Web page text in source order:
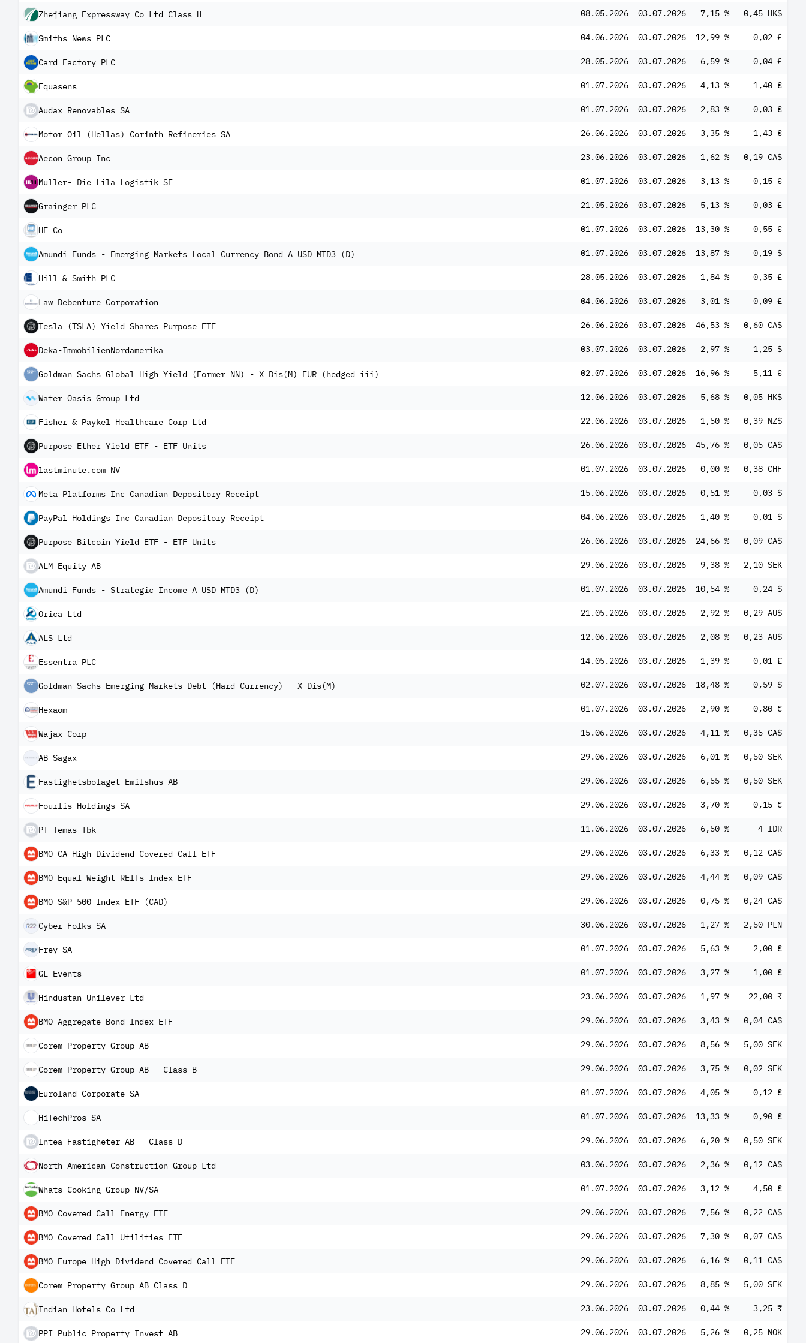
Zhejiang Expressway Co Ltd Class H 08.05.2026 03.07.2026 7,15 % 0,45 HK$
Smiths News PLC 04.06.2026 03.07.2026 12,99 % 0,02 £
Card Factory PLC 28.05.2026 03.07.2026 6,59 % 0,04 £
Equasens 01.07.2026 03.07.2026 4,13 % 1,40 €
Audax Renovables SA 01.07.2026 03.07.2026 2,83 % 0,03 €
Motor Oil (Hellas) Corinth Refineries SA 26.06.2026 03.07.2026 3,35 % 1,43 €
Aecon Group Inc 23.06.2026 03.07.2026 1,62 % 0,19 CA$
Muller- Die Lila Logistik SE 01.07.2026 03.07.2026 3,13 % 0,15 €
Grainger PLC 21.05.2026 03.07.2026 5,13 % 0,03 £
HF Co 01.07.2026 03.07.2026 13,30 % 0,55 €
Amundi Funds - Emerging Markets Local Currency Bond A USD MTD3 (D) 01.07.2026 03.07.2026 13,87 % 0,19 $
Hill & Smith PLC 28.05.2026 03.07.2026 1,84 % 0,35 £
Law Debenture Corporation 04.06.2026 03.07.2026 3,01 % 0,09 £
Tesla (TSLA) Yield Shares Purpose ETF 26.06.2026 03.07.2026 46,53 % 0,60 CA$
Deka-ImmobilienNordamerika 03.07.2026 03.07.2026 2,97 % 1,25 $
Goldman Sachs Global High Yield (Former NN) - X Dis(M) EUR (hedged iii) 02.07.2026 03.07.2026 16,96 % 5,11 €
Water Oasis Group Ltd 12.06.2026 03.07.2026 5,68 % 0,05 HK$
Fisher & Paykel Healthcare Corp Ltd 22.06.2026 03.07.2026 1,50 % 0,39 NZ$
Purpose Ether Yield ETF - ETF Units 26.06.2026 03.07.2026 45,76 % 0,05 CA$
lastminute.com NV 01.07.2026 03.07.2026 0,00 % 0,38 CHF
Meta Platforms Inc Canadian Depository Receipt 15.06.2026 03.07.2026 0,51 % 0,03 $
PayPal Holdings Inc Canadian Depository Receipt 04.06.2026 03.07.2026 1,40 % 0,01 $
Purpose Bitcoin Yield ETF - ETF Units 26.06.2026 03.07.2026 24,66 % 0,09 CA$
ALM Equity AB 29.06.2026 03.07.2026 9,38 % 2,10 SEK
Amundi Funds - Strategic Income A USD MTD3 (D) 01.07.2026 03.07.2026 10,54 % 0,24 $
Orica Ltd 21.05.2026 03.07.2026 2,92 % 0,29 AU$
ALS Ltd 12.06.2026 03.07.2026 2,08 % 0,23 AU$
Essentra PLC 14.05.2026 03.07.2026 1,39 % 0,01 £
Goldman Sachs Emerging Markets Debt (Hard Currency) - X Dis(M) 02.07.2026 03.07.2026 18,48 % 0,59 $
Hexaom 01.07.2026 03.07.2026 2,90 % 0,80 €
Wajax Corp 15.06.2026 03.07.2026 4,11 % 0,35 CA$
AB Sagax 29.06.2026 03.07.2026 6,01 % 0,50 SEK
Fastighetsbolaget Emilshus AB 29.06.2026 03.07.2026 6,55 % 0,50 SEK
Fourlis Holdings SA 29.06.2026 03.07.2026 3,70 % 0,15 €
PT Temas Tbk 11.06.2026 03.07.2026 6,50 % 4 IDR
BMO CA High Dividend Covered Call ETF 29.06.2026 03.07.2026 6,33 % 0,12 CA$
BMO Equal Weight REITs Index ETF 29.06.2026 03.07.2026 4,44 % 0,09 CA$
BMO S&P 500 Index ETF (CAD) 29.06.2026 03.07.2026 0,75 % 0,24 CA$
Cyber Folks SA 30.06.2026 03.07.2026 1,27 % 2,50 PLN
Frey SA 01.07.2026 03.07.2026 5,63 % 2,00 €
GL Events 01.07.2026 03.07.2026 3,27 % 1,00 €
Hindustan Unilever Ltd 23.06.2026 03.07.2026 1,97 % 22,00 ₹
BMO Aggregate Bond Index ETF 29.06.2026 03.07.2026 3,43 % 0,04 CA$
Corem Property Group AB 29.06.2026 03.07.2026 8,56 % 5,00 SEK
Corem Property Group AB - Class B 29.06.2026 03.07.2026 3,75 % 0,02 SEK
Euroland Corporate SA 01.07.2026 03.07.2026 4,05 % 0,12 €
HiTechPros SA 01.07.2026 03.07.2026 13,33 % 0,90 €
Intea Fastigheter AB - Class D 29.06.2026 03.07.2026 6,20 % 0,50 SEK
North American Construction Group Ltd 03.06.2026 03.07.2026 2,36 % 0,12 CA$
Whats Cooking Group NV/SA 01.07.2026 03.07.2026 3,12 % 4,50 €
BMO Covered Call Energy ETF 29.06.2026 03.07.2026 7,56 % 0,22 CA$
BMO Covered Call Utilities ETF 29.06.2026 03.07.2026 7,30 % 0,07 CA$
BMO Europe High Dividend Covered Call ETF 29.06.2026 03.07.2026 6,16 % 0,11 CA$
Corem Property Group AB Class D 29.06.2026 03.07.2026 8,85 % 5,00 SEK
Indian Hotels Co Ltd 23.06.2026 03.07.2026 0,44 % 3,25 ₹
PPI Public Property Invest AB 29.06.2026 03.07.2026 5,26 % 0,25 NOK